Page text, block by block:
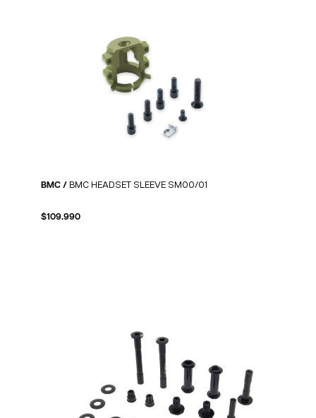
BMC / BMC HEADSET SLEEVE SM00/01
$109.990